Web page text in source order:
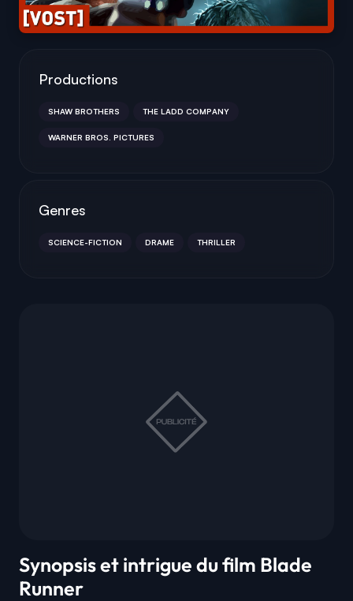
Synopsis et intrigue du film Blade
Runner
Productions
SHAW BROTHERS THE LADD COMPANY
WARNER BROS. PICTURES
Genres
SCIENCE-FICTION DRAME THRILLER